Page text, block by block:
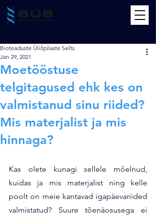
Moetööstuse
telgitagused ehk kes on
valmistanud sinu riided?
Mis materjalist ja mis
hinnaga?
Bioteaduste Üliõpilaste Selts
Jan 29, 2021
Kas olete kunagi sellele mõelnud,
kuidas ja mis materjalist ning kelle
poolt on meie kantavad igapäevariided
valmistatud? Suure tõenäosusega ei